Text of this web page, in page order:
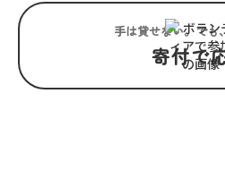
手は貸せない。でも
寄付で